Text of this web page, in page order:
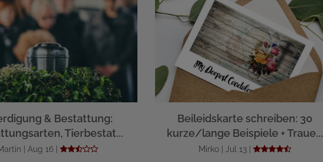
& Bestattung:
Tierbestat...
| Aug 16 |
Beileidskarte schreiben: 30
kurze/lange Beispiele + Traue...
Mirko | Jul 13 |